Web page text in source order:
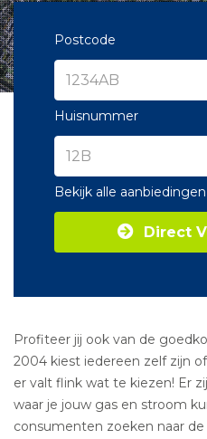
Postcode
Huisnummer
Bekijk alle aanbiedingen
Direct
Profiteer jij ook van de
2004 kiest iedereen zelf zijn
er valt flink wat te kiezen! Er
waar je jouw gas en stroom
consumenten zoeken naar